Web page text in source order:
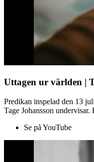
Uttagen ur världen |
Predikan inspelad den 13
Tage Johansson
Se på YouTube